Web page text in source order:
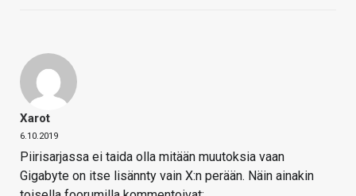
Xarot
6.10.2019
Piirisarjassa ei taida olla mitään muutoksia vaan
Gigabyte on itse lisännty vain X:n perään. Näin ainakin